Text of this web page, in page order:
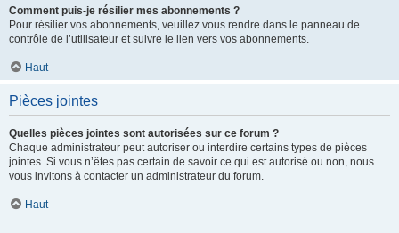
Comment puis-je résilier mes abonnements ?
Pour résilier vos abonnements, veuillez vous rendre dans le panneau de
contrôle de l’utilisateur et suivre le lien vers vos abonnements.
Haut
Pièces jointes
Quelles pièces jointes sont autorisées sur ce forum ?
Chaque administrateur peut autoriser ou interdire certains types de pièces
jointes. Si vous n’êtes pas certain de savoir ce qui est autorisé ou non, nous
vous invitons à contacter un administrateur du forum.
Haut